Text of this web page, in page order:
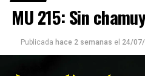
MU 215: Sin
Publicada hace 2 semanas el 24/